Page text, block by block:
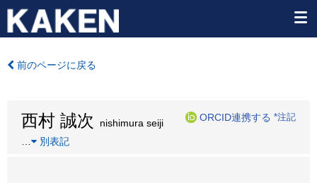
前のページに戻る
西村 誠次 nishimura seiji
ORCID連携する *注記
別表記